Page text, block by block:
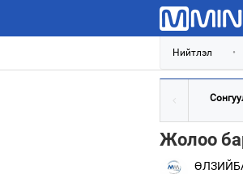
Нийтлэл •
Жолоо